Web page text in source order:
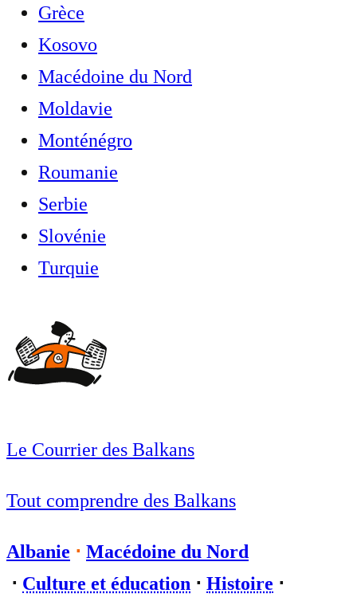
Grèce
Kosovo
Macédoine du Nord
Moldavie
Monténégro
Roumanie
Serbie
Slovénie
Turquie
Le Courrier des Balkans
Tout comprendre des Balkans
Albanie ⋅ Macédoine du Nord
⋅ Culture et éducation ⋅ Histoire ⋅